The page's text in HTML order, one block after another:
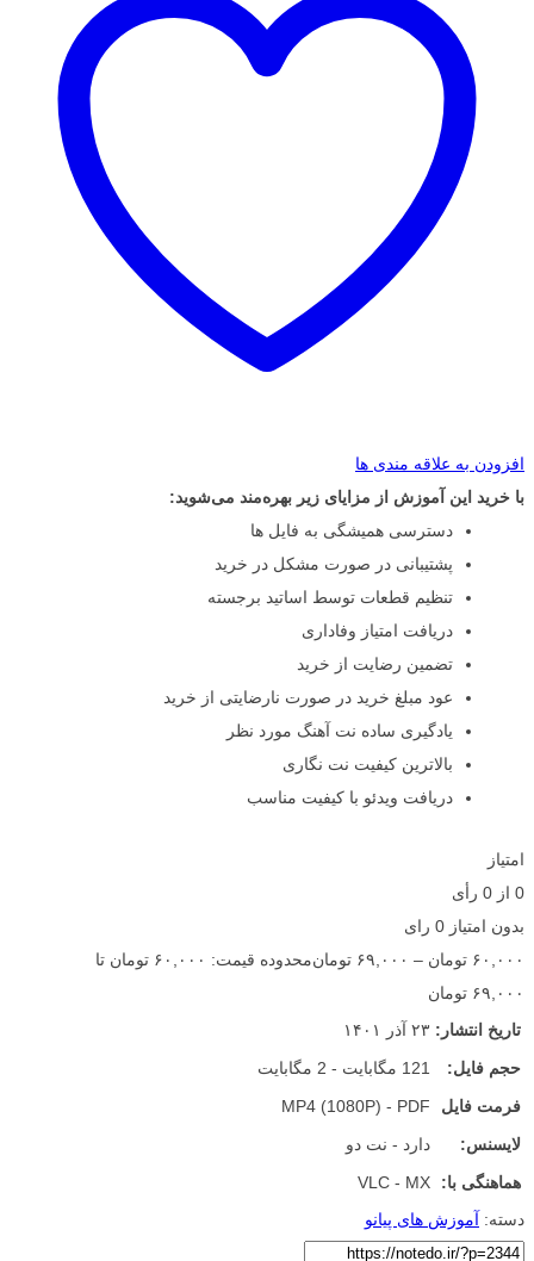
افزودن به علاقه مندی ها
با خرید این آموزش از مزایای زیر بهره‌مند می‌شوید:
دسترسی همیشگی به فایل ها
پشتیبانی در صورت مشکل در خرید
تنظیم قطعات توسط اساتید برجسته
دریافت امتیاز وفاداری
تضمین رضایت از خرید
عود مبلغ خرید در صورت نارضایتی از خرید
یادگیری ساده نت آهنگ مورد نظر
بالاترین کیفیت نت نگاری
دریافت ویدئو با کیفیت مناسب
امتیاز
0 از 0 رأی
بدون امتیاز 0 رای
۶۰,۰۰۰ تومان – ۶۹,۰۰۰ تومان
محدوده قیمت: ۶۰,۰۰۰ تومان تا
۶۹,۰۰۰ تومان
تاریخ انتشار: ۲۳ آذر ۱۴۰۱
حجم فایل:
121 مگابایت - 2 مگابایت
فرمت فایل
MP4 (1080P) - PDF
لایسنس:
دارد - نت دو
هماهنگی با:
VLC - MX
دسته: آموزش های پیانو